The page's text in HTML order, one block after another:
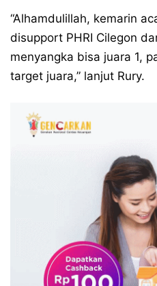
“Alhamdulillah, kemarin
disupport PHRI Cilegon
menyangka bisa juara 1,
target juara,” lanjut Rury.